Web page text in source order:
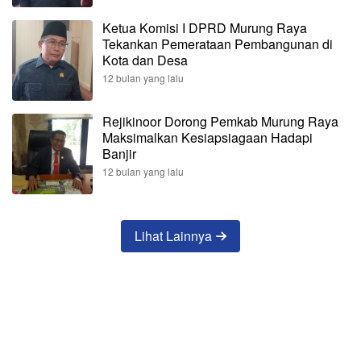
Ketua Komisi I DPRD Murung Raya
Tekankan Pemerataan Pembangunan di
Kota dan Desa
12 bulan yang lalu
Rejikinoor Dorong Pemkab Murung Raya
Maksimalkan Kesiapsiagaan Hadapi
Banjir
12 bulan yang lalu
Lihat Lainnya